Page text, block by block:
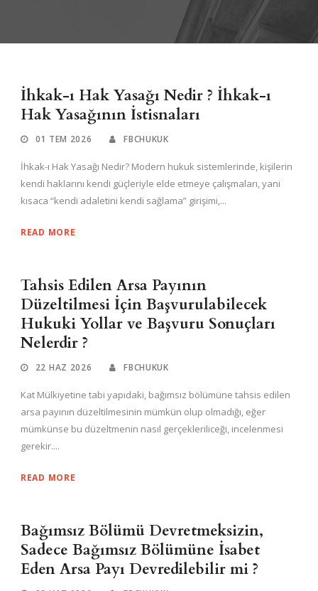
İhkak-ı Hak Yasağı Nedir ? İhkak-ı
Hak Yasağının İstisnaları
01 TEM 2026 FBCHUKUK
İhkak-ı Hak Yasağı Nedir? Modern hukuk sistemlerinde, kişilerin
kendi haklarını kendi güçleriyle elde etmeye çalışmaları, yani
kısaca “kendi adaletini kendi sağlama” girişimi,...
READ MORE
Tahsis Edilen Arsa Payının
Düzeltilmesi İçin Başvurulabilecek
Hukuki Yollar ve Başvuru Sonuçları
Nelerdir ?
22 HAZ 2026 FBCHUKUK
Kat Mülkiyetine tabi yapıdaki, bağımsız bölümüne tahsis edilen
arsa payının düzeltilmesinin mümkün olup olmadığı, eğer
mümkünse bu düzeltmenin nasıl gerçekleriliceği, incelenmesi
gerekir....
READ MORE
Bağımsız Bölümü Devretmeksizin,
Sadece Bağımsız Bölümüne İsabet
Eden Arsa Payı Devredilebilir mi ?